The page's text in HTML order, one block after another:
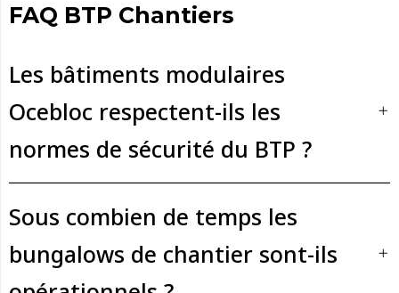
FAQ BTP Chantiers
Les bâtiments modulaires
Ocebloc respectent-ils les
normes de sécurité du BTP ?
Sous combien de temps les
bungalows de chantier sont-ils